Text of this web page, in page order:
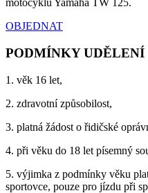
motocyklu Yamaha TW 125.
OBJEDNAT
PODMÍNKY UDĚLENÍ
1. věk 16 let,
2. zdravotní způsobilost,
3. platná žádost o řidičské
4. při věku do 18 let písemný
5. výjimka z podmínky věku
sportovce, pouze pro jízdu při